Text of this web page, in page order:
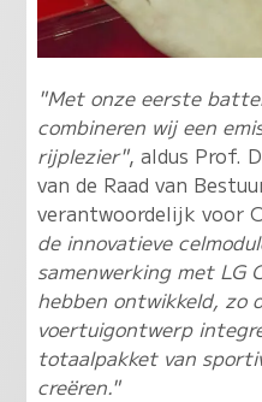
"Met onze eerste
combineren wij een
rijplezier", aldus Prof.
van de Raad van
verantwoordelijk voor
de innovatieve
samenwerking met LG
hebben ontwikkeld, zo
voertuigontwerp
totaalpakket van
creëren."